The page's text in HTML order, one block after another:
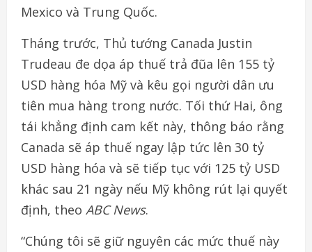
Mexico và Trung Quốc.
Tháng trước, Thủ tướng Canada Justin
Trudeau đe dọa áp thuế trả đũa lên 155 tỷ
USD hàng hóa Mỹ và kêu gọi người dân ưu
tiên mua hàng trong nước. Tối thứ Hai, ông
tái khẳng định cam kết này, thông báo rằng
Canada sẽ áp thuế ngay lập tức lên 30 tỷ
USD hàng hóa và sẽ tiếp tục với 125 tỷ USD
khác sau 21 ngày nếu Mỹ không rút lại quyết
định, theo ABC News.
“Chúng tôi sẽ giữ nguyên các mức thuế này